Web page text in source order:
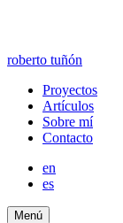
roberto tuñón
Proyectos
Artículos
Sobre mí
Contacto
en
es
Menú